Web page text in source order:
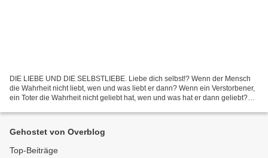
DIE LIEBE UND DIE SELBSTLIEBE. Liebe dich selbst!? Wenn der Mensch
die Wahrheit nicht liebt, wen und was liebt er dann? Wenn ein Verstorbener,
ein Toter die Wahrheit nicht geliebt hat, wen und was hat er dann geliebt?
Gehostet von Overblog
Top-Beiträge